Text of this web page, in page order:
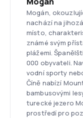
Mogán,
nachází na
místo,
známé svým
plážemi.
000 obyvateli.
vodní sporty
Číně nabízí
bambusovými
turecké jezero
prostředí pro